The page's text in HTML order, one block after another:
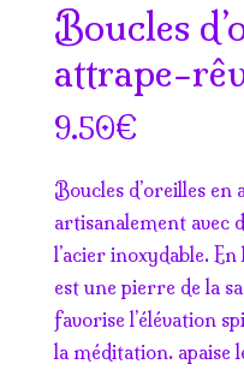
Boucles
attrape-
9.50€
Boucles d’oreilles
artisanalement avec
l’acier inoxydable.
est une pierre de la
favorise l’élévation
la méditation. apaise